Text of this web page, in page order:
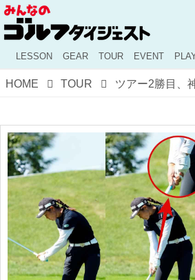
LESSON GEAR TOUR EVENT
HOME TOUR